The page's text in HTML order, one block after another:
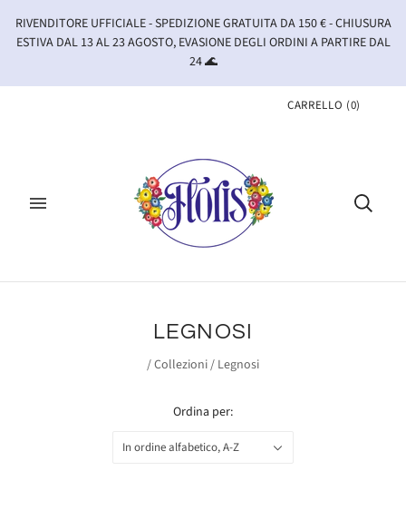
RIVENDITORE UFFICIALE - SPEDIZIONE GRATUITA DA 150 € - CHIUSURA
ESTIVA DAL 13 AL 23 AGOSTO, EVASIONE DEGLI ORDINI A PARTIRE DAL
24 🌊
CARRELLO (0)
LEGNOSI
/Collezioni/ Legnosi
Ordina per:
In ordine alfabetico, A-Z